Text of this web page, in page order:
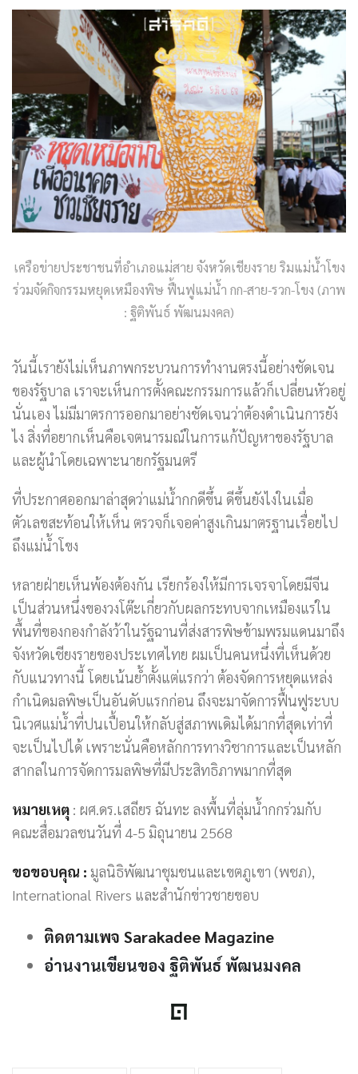
เครือข่ายประชาชนที่อำเภอแม่สาย จังหวัดเชียงราย ริมแม่น้ำโขง
ร่วมจัดกิจกรรมหยุดเหมืองพิษ ฟื้นฟูแม่น้ำ กก-สาย-รวก-โขง (ภาพ
: ฐิติพันธ์ พัฒนมงคล)
วันนี้เรายังไม่เห็นภาพกระบวนการทำงานตรงนี้อย่างชัดเจน
ของรัฐบาล เราจะเห็นการตั้งคณะกรรมการแล้วก็เปลี่ยนหัวอยู่
นั่นเอง ไม่มีมาตรการออกมาอย่างชัดเจนว่าต้องดำเนินการยัง
ไง สิ่งที่อยากเห็นคือเจตนารมณ์ในการแก้ปัญหาของรัฐบาล
และผู้นำโดยเฉพาะนายกรัฐมนตรี
ที่ประกาศออกมาล่าสุดว่าแม่น้ำกกดีขึ้น ดีขึ้นยังไงในเมื่อ
ตัวเลขสะท้อนให้เห็น ตรวจก็เจอค่าสูงเกินมาตรฐานเรื่อยไป
ถึงแม่น้ำโขง
หลายฝ่ายเห็นพ้องต้องกัน เรียกร้องให้มีการเจรจาโดยมีจีน
เป็นส่วนหนึ่งของวงโต๊ะเกี่ยวกับผลกระทบจากเหมืองแร่ใน
พื้นที่ของกองกำลังว้าในรัฐฉานที่ส่งสารพิษข้ามพรมแดนมาถึง
จังหวัดเชียงรายของประเทศไทย ผมเป็นคนหนึ่งที่เห็นด้วย
กับแนวทางนี้ โดยเน้นย้ำตั้งแต่แรกว่า ต้องจัดการหยุดแหล่ง
กำเนิดมลพิษเป็นอันดับแรกก่อน ถึงจะมาจัดการฟื้นฟูระบบ
นิเวศแม่น้ำที่ปนเปื้อนให้กลับสู่สภาพเดิมได้มากที่สุดเท่าที่
จะเป็นไปได้ เพราะนั่นคือหลักการทางวิชาการและเป็นหลัก
สากลในการจัดการมลพิษที่มีประสิทธิภาพมากที่สุด
หมายเหตุ : ผศ.ดร.เสถียร ฉันทะ ลงพื้นที่ลุ่มน้ำกกร่วมกับ
คณะสื่อมวลชนวันที่ 4-5 มิถุนายน 2568
ขอขอบคุณ : มูลนิธิพัฒนาชุมชนและเขตภูเขา (พชภ),
International Rivers และสำนักข่าวชายขอบ
ติดตามเพจ Sarakadee Magazine
อ่านงานเขียนของ ฐิติพันธ์ พัฒนมงคล